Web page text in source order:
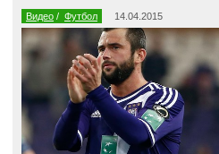
Видео / Футбол 14.04.2015